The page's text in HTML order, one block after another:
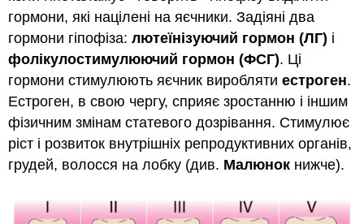
гормони, які націлені на яєчники. Задіяні два
гормони гіпофіза:лютеїнізуючий гормон (ЛГ) і
фолікулостимулюючий гормон (ФСГ). Ці
гормони стимулюють яєчник вироблятиестроген.
Естроген, в свою чергу, сприяє зростанню і іншим
фізичним змінам статевого дозрівання. Стимулює
ріст і розвиток внутрішніх репродуктивних органів,
грудей, волосся на лобку (див. Малюнок нижче).